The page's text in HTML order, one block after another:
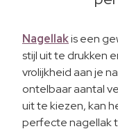
Nagellakis een
stijl uit te drukken
vrolijkheid aan je
ontelbaar aantal
uit te kiezen, kan
perfecte nagellak